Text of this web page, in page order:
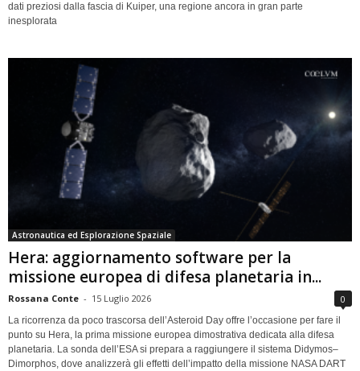
dati preziosi dalla fascia di Kuiper, una regione ancora in gran parte
inesplorata
Astronautica ed Esplorazione Spaziale
Hera: aggiornamento software per la
missione europea di difesa planetaria in...
Rossana Conte - 15 Luglio 2026 0
La ricorrenza da poco trascorsa dell’Asteroid Day offre l’occasione per fare il
punto su Hera, la prima missione europea dimostrativa dedicata alla difesa
planetaria. La sonda dell’ESA si prepara a raggiungere il sistema Didymos–
Dimorphos, dove analizzerà gli effetti dell’impatto della missione NASA DART